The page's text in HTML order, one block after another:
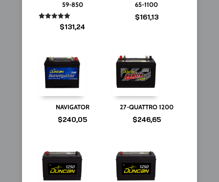
59-850
Valorado
$131,24
65-1100
$161,13
NAVIGATOR
$240,05
27-QUATTRO 1200
$246,65